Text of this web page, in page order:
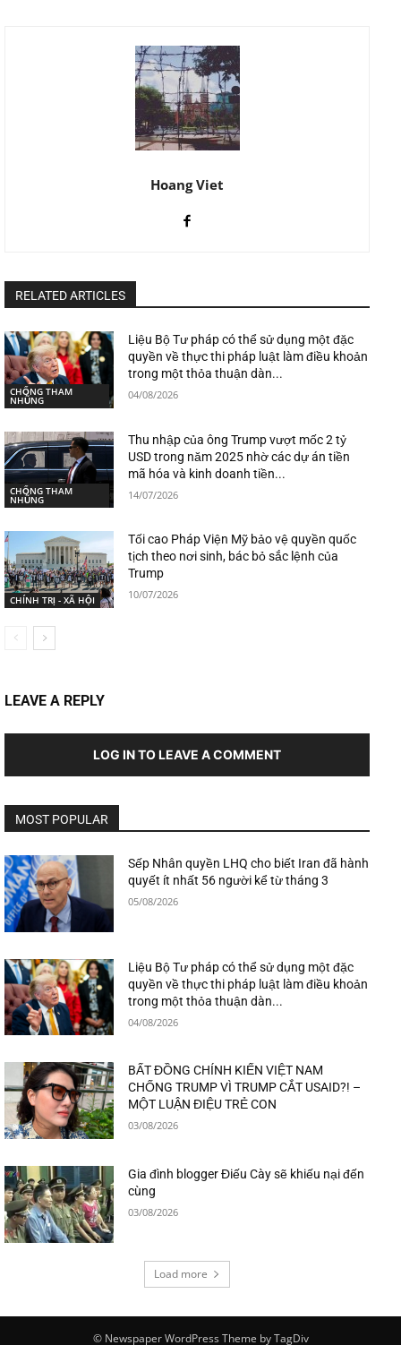
Hoang Viet
RELATED ARTICLES
CHỐNG THAM
NHŨNG
Liệu Bộ Tư pháp có thể sử dụng một đặc
quyền về thực thi pháp luật làm điều khoản
trong một thỏa thuận dàn...
04/08/2026
CHỐNG THAM
NHŨNG
Thu nhập của ông Trump vượt mốc 2 tỷ
USD trong năm 2025 nhờ các dự án tiền
mã hóa và kinh doanh tiền...
14/07/2026
CHÍNH TRỊ - XÃ HỘI
Tối cao Pháp Viện Mỹ bảo vệ quyền quốc
tịch theo nơi sinh, bác bỏ sắc lệnh của
Trump
10/07/2026
LEAVE A REPLY
LOG IN TO LEAVE A COMMENT
MOST POPULAR
Sếp Nhân quyền LHQ cho biết Iran đã hành
quyết ít nhất 56 người kể từ tháng 3
05/08/2026
Liệu Bộ Tư pháp có thể sử dụng một đặc
quyền về thực thi pháp luật làm điều khoản
trong một thỏa thuận dàn...
04/08/2026
BẤT ĐỒNG CHÍNH KIẾN VIỆT NAM
CHỐNG TRUMP VÌ TRUMP CẮT USAID?! –
MỘT LUẬN ĐIỆU TRẺ CON
03/08/2026
Gia đình blogger Điếu Cày sẽ khiếu nại đến
cùng
03/08/2026
Load more
© Newspaper WordPress Theme by TagDiv